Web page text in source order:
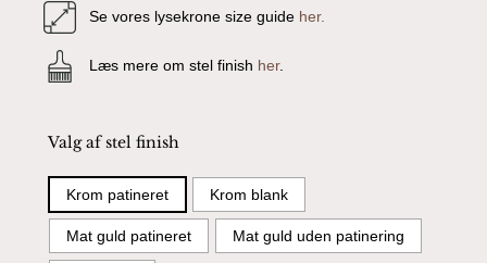
Se vores lysekrone size guide her.
Læs mere om stel finish her.
Valg af stel finish
Krom patineret Krom blank
Mat guld patineret Mat guld uden patinering